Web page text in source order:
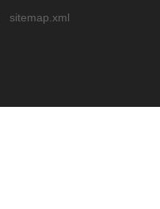
sitemap.xml